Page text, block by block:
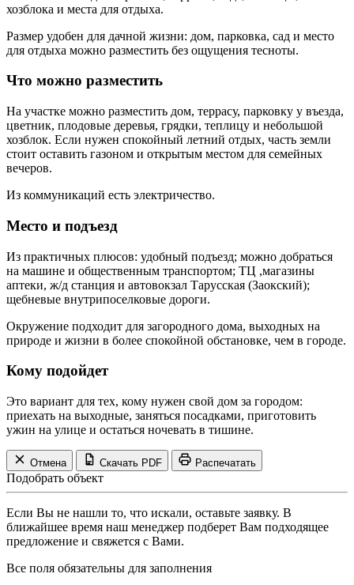
хозблока и места для отдыха.
Размер удобен для дачной жизни: дом, парковка, сад и место
для отдыха можно разместить без ощущения тесноты.
Что можно разместить
На участке можно разместить дом, террасу, парковку у въезда,
цветник, плодовые деревья, грядки, теплицу и небольшой
хозблок. Если нужен спокойный летний отдых, часть земли
стоит оставить газоном и открытым местом для семейных
вечеров.
Из коммуникаций есть электричество.
Место и подъезд
Из практичных плюсов: удобный подъезд; можно добраться
на машине и общественным транспортом; ТЦ ,магазины
аптеки, ж/д станция и автовокзал Тарусская (Заокский);
щебневые внутрипоселковые дороги.
Окружение подходит для загородного дома, выходных на
природе и жизни в более спокойной обстановке, чем в городе.
Кому подойдет
Это вариант для тех, кому нужен свой дом за городом:
приехать на выходные, заняться посадками, приготовить
ужин на улице и остаться ночевать в тишине.
Отмена Скачать PDF Распечатать
Подобрать объект
Если Вы не нашли то, что искали, оставьте заявку. В
ближайшее время наш менеджер подберет Вам подходящее
предложение и свяжется с Вами.
Все поля обязательны для заполнения